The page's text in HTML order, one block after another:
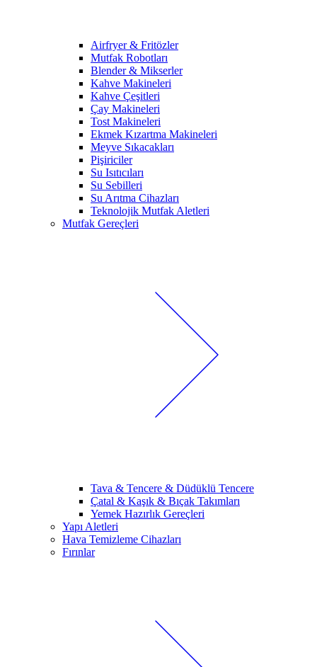
Airfryer & Fritözler
Mutfak Robotları
Blender & Mikserler
Kahve Makineleri
Kahve Çeşitleri
Çay Makineleri
Tost Makineleri
Ekmek Kızartma Makineleri
Meyve Sıkacakları
Pişiriciler
Su Isıtıcıları
Su Sebilleri
Su Arıtma Cihazları
Teknolojik Mutfak Aletleri
Mutfak Gereçleri
Tava & Tencere & Düdüklü Tencere
Çatal & Kaşık & Bıçak Takımları
Yemek Hazırlık Gereçleri
Yapı Aletleri
Hava Temizleme Cihazları
Fırınlar